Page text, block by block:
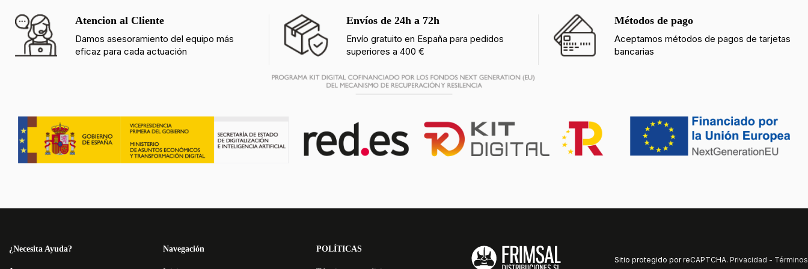
Atencion al Cliente
Damos asesoramiento del equipo más
eficaz para cada actuación
Envíos de 24h a 72h
Envío gratuito en España para pedidos
superiores a 400 €
Métodos de pago
Aceptamos métodos de pagos de tarjetas
bancarias
¿Necesita Ayuda? Navegación POLÍTICAS
Sitio protegido por reCAPTCHA. Privacidad - Términos